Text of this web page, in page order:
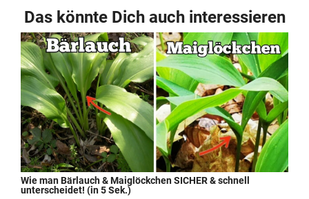
Das könnte Dich auch interessieren
Wie man Bärlauch & Maiglöckchen SICHER & schnell
unterscheidet! (in 5 Sek.)